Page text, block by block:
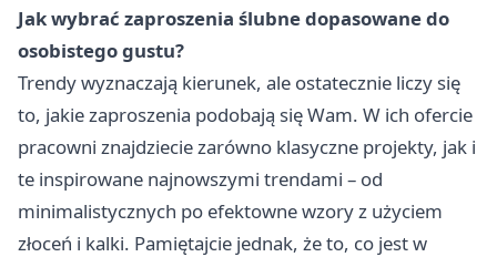
Jak wybrać zaproszenia ślubne dopasowane do
osobistego gustu?
Trendy wyznaczają kierunek, ale ostatecznie liczy się
to, jakie zaproszenia podobają się Wam. W ich ofercie
pracowni znajdziecie zarówno klasyczne projekty, jak i
te inspirowane najnowszymi trendami – od
minimalistycznych po efektowne wzory z użyciem
złoceń i kalki. Pamiętajcie jednak, że to, co jest w